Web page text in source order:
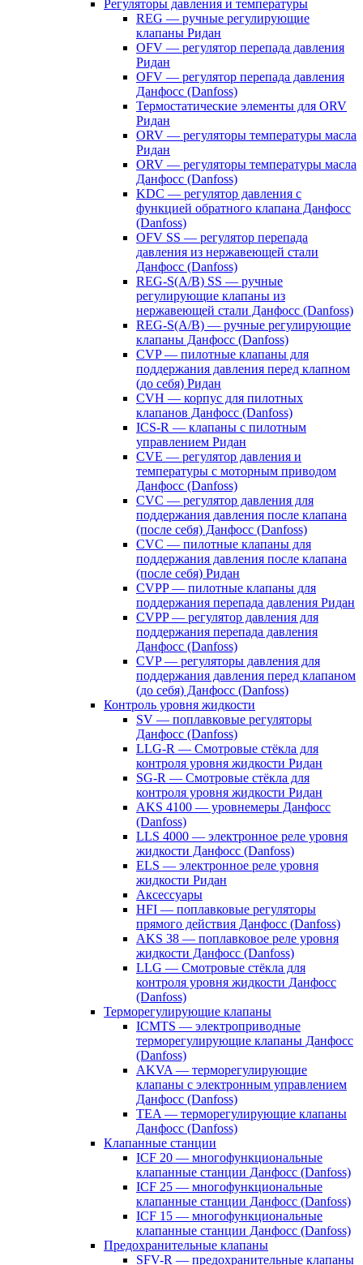
Регуляторы давления и температуры
REG — ручные регулирующие
клапаны Ридан
OFV — регулятор перепада давления
Ридан
OFV — регулятор перепада давления
Данфосс (Danfoss)
Термостатические элементы для ORV
Ридан
ORV — регуляторы температуры масла
Ридан
ORV — регуляторы температуры масла
Данфосс (Danfoss)
KDC — регулятор давления с
функцией обратного клапана Данфосс
(Danfoss)
OFV SS — регулятор перепада
давления из нержавеющей стали
Данфосс (Danfoss)
REG-S(A/B) SS — ручные
регулирующие клапаны из
нержавеющей стали Данфосс (Danfoss)
REG-S(A/B) — ручные регулирующие
клапаны Данфосс (Danfoss)
CVP — пилотные клапаны для
поддержания давления перед клапном
(до себя) Ридан
CVH — корпус для пилотных
клапанов Данфосс (Danfoss)
ICS-R — клапаны с пилотным
управлением Ридан
CVE — регулятор давления и
температуры с моторным приводом
Данфосс (Danfoss)
CVС — регулятор давления для
поддержания давления после клапана
(после себя) Данфосс (Danfoss)
CVС — пилотные клапаны для
поддержания давления после клапана
(после себя) Ридан
CVPP — пилотные клапаны для
поддержания перепада давления Ридан
CVPP — регулятор давления для
поддержания перепада давления
Данфосс (Danfoss)
CVP — регуляторы давления для
поддержания давления перед клапаном
(до себя) Данфосс (Danfoss)
Контроль уровня жидкости
SV — поплавковые регуляторы
Данфосс (Danfoss)
LLG-R — Смотровые стёкла для
контроля уровня жидкости Ридан
SG-R — Смотровые стёкла для
контроля уровня жидкости Ридан
AKS 4100 — уровнемеры Данфосс
(Danfoss)
LLS 4000 — электронное реле уровня
жидкости Данфосс (Danfoss)
ELS — электронное реле уровня
жидкости Ридан
Аксессуары
HFI — поплавковые регуляторы
прямого действия Данфосс (Danfoss)
AKS 38 — поплавковое реле уровня
жидкости Данфосс (Danfoss)
LLG — Смотровые стёкла для
контроля уровня жидкости Данфосс
(Danfoss)
Терморегулирующие клапаны
ICMTS — электроприводные
терморегулирующие клапаны Данфосс
(Danfoss)
AKVA — терморегулирующие
клапаны с электронным управлением
Данфосс (Danfoss)
TEA — терморегулирующие клапаны
Данфосс (Danfoss)
Клапанные станции
ICF 20 — многофункциональные
клапанные станции Данфосс (Danfoss)
ICF 25 — многофункциональные
клапанные станции Данфосс (Danfoss)
ICF 15 — многофункциональные
клапанные станции Данфосс (Danfoss)
Предохранительные клапаны
SFV-R — предохранительные клапаны